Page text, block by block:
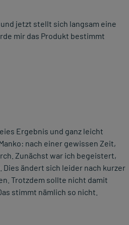
jetzt stellt sich langsam eine
mir das Produkt bestimmt
Ergebnis und ganz leicht
nach einer gewissen Zeit,
Zunächst war ich begeistert,
ändert sich leider nach kurzer
Trotzdem sollte nicht damit
stimmt nämlich so nicht.